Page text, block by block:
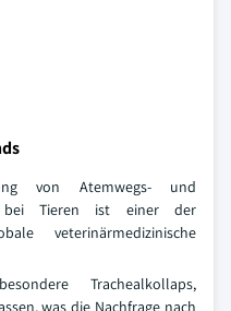
von Atemwegs- und
bei Tieren ist einer der
veterinärmedizinische
Trachealkollaps,
was die Nachfrage nach